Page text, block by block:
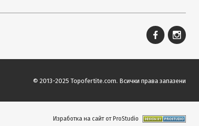
© 2013-2025 Topofertite.com. Всички права запазени
Изработка на сайт от ProStudio